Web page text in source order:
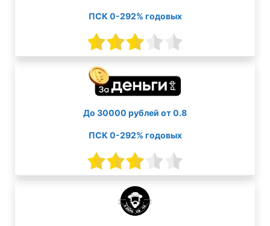
ПСК 0-292% годовых
До 30000 рублей от 0.8
ПСК 0-292% годовых